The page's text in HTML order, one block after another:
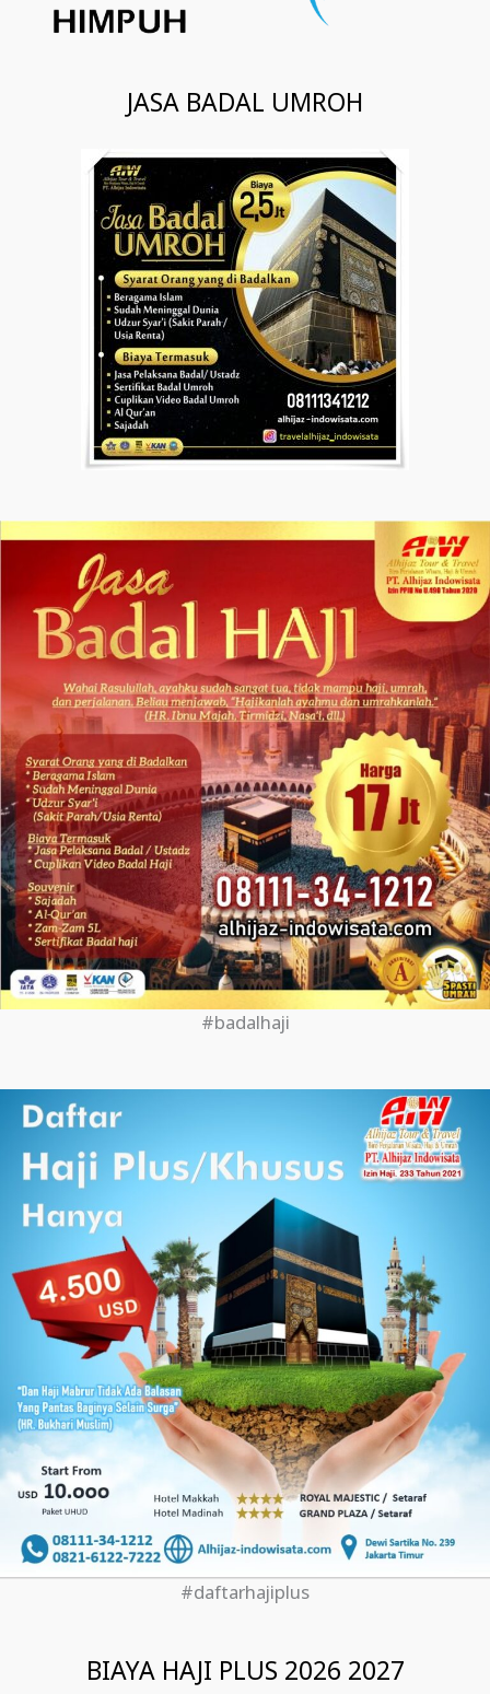
JASA BADAL UMROH
#badalhaji
#daftarhajiplus
BIAYA HAJI PLUS 2026 2027